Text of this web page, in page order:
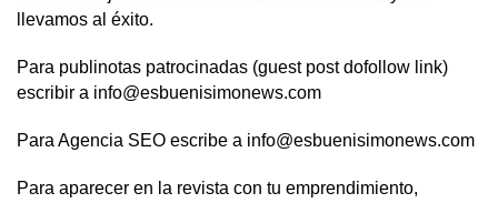
llevamos al éxito.
Para publinotas patrocinadas (guest post dofollow link)
escribir a info@esbuenisimonews.com
Para Agencia SEO escribe a info@esbuenisimonews.com
Para aparecer en la revista con tu emprendimiento,